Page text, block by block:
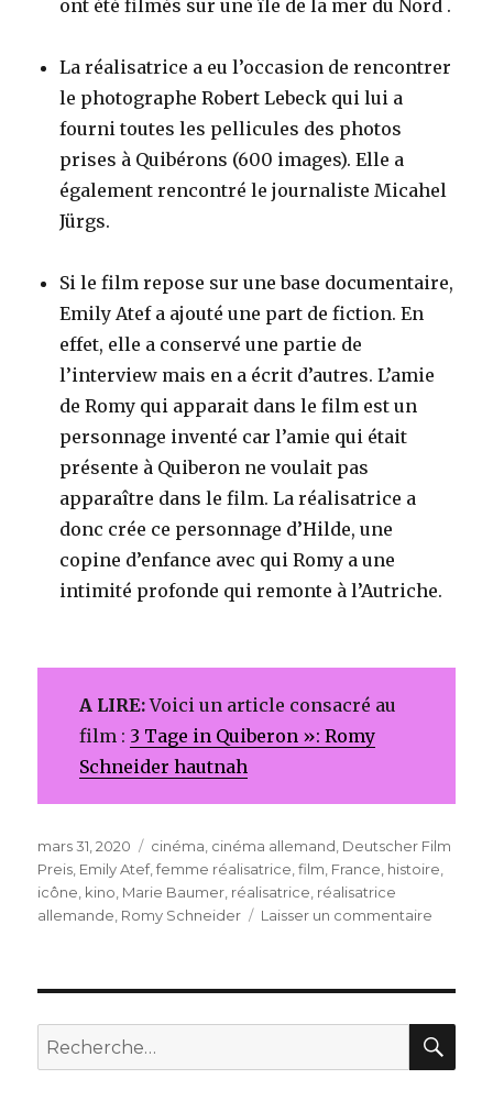
ont été filmés sur une île de la mer du Nord .
La réalisatrice a eu l’occasion de rencontrer
le photographe Robert Lebeck qui lui a
fourni toutes les pellicules des photos
prises à Quibérons (600 images). Elle a
également rencontré le journaliste Micahel
Jürgs.
Si le film repose sur une base documentaire,
Emily Atef a ajouté une part de fiction. En
effet, elle a conservé une partie de
l’interview mais en a écrit d’autres. L’amie
de Romy qui apparait dans le film est un
personnage inventé car l’amie qui était
présente à Quiberon ne voulait pas
apparaître dans le film. La réalisatrice a
donc crée ce personnage d’Hilde, une
copine d’enfance avec qui Romy a une
intimité profonde qui remonte à l’Autriche.
A LIRE:Voici un article consacré au
film : 3 Tage in Quiberon »: Romy
Schneider hautnah
Publié
le
mars 31, 2020 Étiquettes
cinéma cinéma allemand Deutscher Film
Preis Emily Atef,femme réalisatrice ,film France histoire
icône kino Marie Baumer réalisatrice réalisatrice
allemande Romy Schneider Laisser un commentaire
Recherche
pour